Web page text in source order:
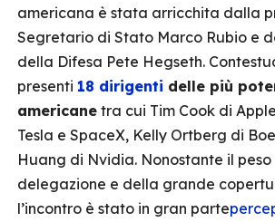
americana è stata arricchita dalla
Segretario di Stato Marco Rubio e
della Difesa Pete Hegseth.
presenti 18 dirigenti delle più
americane tra cui Tim Cook di
Tesla e SpaceX, Kelly Ortberg di
Huang di Nvidia. Nonostante il
delegazione e della grande
l’incontro è stato in gran parte